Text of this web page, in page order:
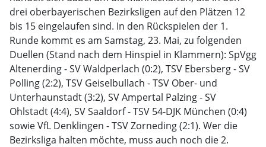
drei oberbayerischen Bezirksligen auf den Plätzen 12
bis 15 eingelaufen sind. In den Rückspielen der 1.
Runde kommt es am Samstag, 23. Mai, zu folgenden
Duellen (Stand nach dem Hinspiel in Klammern): SpVgg
Altenerding - SV Waldperlach (0:2), TSV Ebersberg - SV
Polling (2:2), TSV Geiselbullach - TSV Ober- und
Unterhaunstadt (3:2), SV Ampertal Palzing - SV
Ohlstadt (4:4), SV Saaldorf - TSV 54-DJK München (0:4)
sowie VfL Denklingen - TSV Zorneding (2:1). Wer die
Bezirksliga halten möchte, muss auch noch die 2.